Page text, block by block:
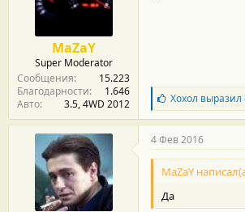
:
MaZaY
Super Moderator
Сообщения
15.223
Благодарности
1.646
Авто
3.5, 4WD 2012
Б
л
а
г
о
д
а
н
Хохол выразил
4 Фев 2016
MaZaY
Да